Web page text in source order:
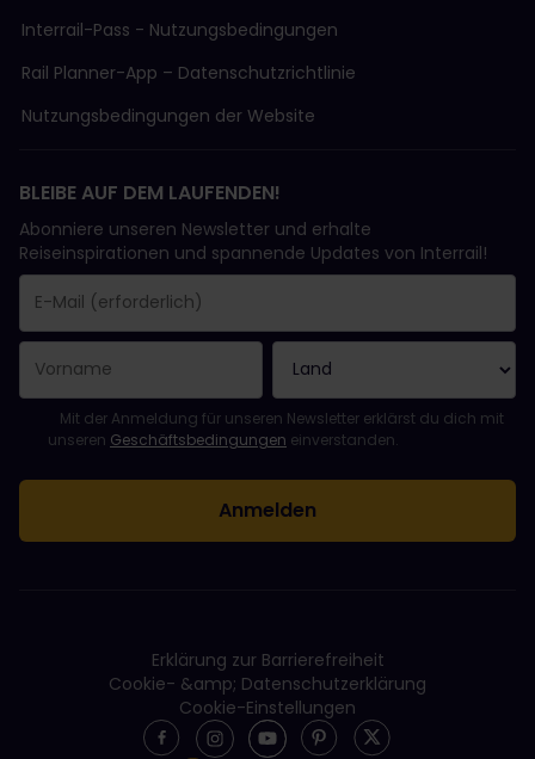
Interrail-Pass - Nutzungsbedingungen
Rail Planner-App – Datenschutzrichtlinie
Nutzungsbedingungen der Website
BLEIBE AUF DEM LAUFENDEN!
Abonniere unseren Newsletter und erhalte
Reiseinspirationen und spannende Updates von Interrail!
Das Feld „E-Mail-Adresse“ ist ein Pflichtfeld!
Diese E-Mail-Adresse ist ungültig!
Beim Abonnieren des Newsletters ist ein Fehler aufgetreten.
Du hast diesen Newsletter bereits abonniert!
Bitte stimme den Allgemeinen Geschäftsbedingungen zu, um
Mit der Anmeldung für unseren Newsletter erklärst du dich mit
unseren Geschäftsbedingungen einverstanden.
Erklärung zur Barrierefreiheit
Cookie- &amp; Datenschutzerklärung
Cookie-Einstellungen